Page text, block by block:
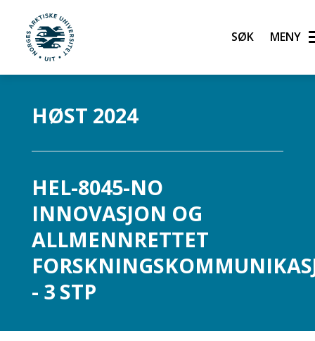
UiT Norges arktiske universitet Søk
HØST 2024
HEL-8045-NO
INNOVASJON OG
ALLMENNRETTET
- 3 STP